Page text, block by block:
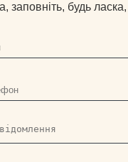
заповніть, будь ласка,